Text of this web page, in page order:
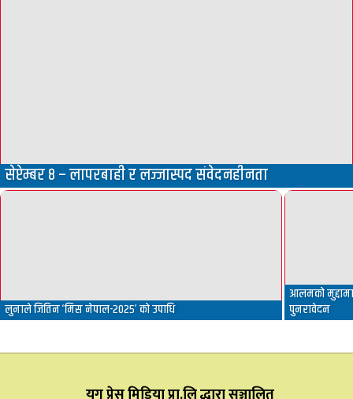
सेप्टेम्बर ८ – लापरबाही र लज्जास्पद संवेदनहीनता
लुनाले जितिन ‘मिस नेपाल-२०२५’ को उपाधि
आलमको
पुनरावेदन